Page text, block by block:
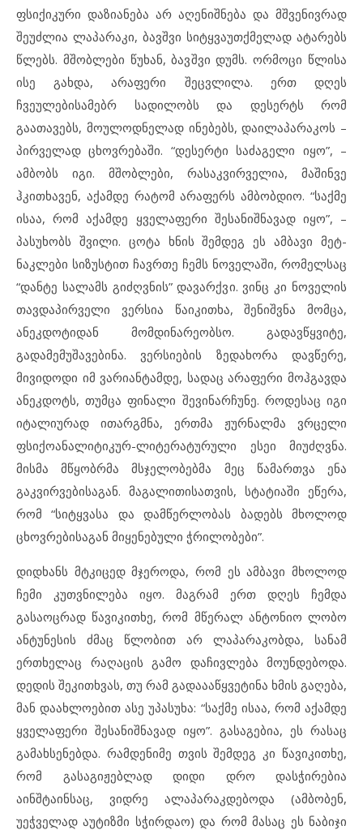
ფსიქიკური დაზიანება არ აღენიშნება და მშვენივრად
შეუძლია ლაპარაკი, ბავშვი სიტყვაუთქმელად ატარებს
წლებს. მშობლები წუხან, ბავშვი დუმს. ორმოცი წლისა
ისე გახდა, არაფერი შეცვლილა. ერთ დღეს
ჩვეულებისამებრ სადილობს და დესერტს რომ
გაათავებს, მოულოდნელად ინებებს, დაილაპარაკოს –
პირველად ცხოვრებაში. “დესერტი საძაგელი იყო”, –
ამბობს იგი. მშობლები, რასაკვირველია, მაშინვე
ჰკითხავენ, აქამდე რატომ არაფერს ამბობდიო. “საქმე
ისაა, რომ აქამდე ყველაფერი შესანიშნავად იყო”, –
პასუხობს შვილი. ცოტა ხნის შემდეგ ეს ამბავი მეტ-
ნაკლები სიზუსტით ჩავრთე ჩემს ნოველაში, რომელსაც
“დანტე სალამს გიძღვნის” დავარქვი. ვინც კი ნოველის
თავდაპირველი ვერსია წაიკითხა, შენიშვნა მომცა,
ანეკდოტიდან მომდინარეობსო. გადავწყვიტე,
გადამემუშავებინა. ვერსიების ზედახორა დავწერე,
მივიდოდი იმ ვარიანტამდე, სადაც არაფერი მოჰგავდა
ანეკდოტს, თუმცა ფინალი შევინარჩუნე. როდესაც იგი
იტალიურად ითარგმნა, ერთმა ჟურნალმა ვრცელი
ფსიქოანალიტიკურ-ლიტერატურული ესეი მიუძღვნა.
მისმა მწყობრმა მსჯელობებმა მეც წამართვა ენა
გაკვირვებისაგან. მაგალითისათვის, სტატიაში ეწერა,
რომ “სიტყვასა და დამწერლობას ბადებს მხოლოდ
ცხოვრებისაგან მიყენებული ჭრილობები”.
დიდხანს მტკიცედ მჯეროდა, რომ ეს ამბავი მხოლოდ
ჩემი კუთვნილება იყო. მაგრამ ერთ დღეს ჩემდა
გასაოცრად წავიკითხე, რომ მწერალ ანტონიო ლობო
ანტუნესის ძმაც წლობით არ ლაპარაკობდა, სანამ
ერთხელაც რაღაცის გამო დაჩივლება მოუნდებოდა.
დედის შეკითხვას, თუ რამ გადაააწყვეტინა ხმის გაღება,
მან დაახლოებით ასე უპასუხა: “საქმე ისაა, რომ აქამდე
ყველაფერი შესანიშნავად იყო”. გასაგებია, ეს რასაც
გამახსენებდა. რამდენიმე თვის შემდეგ კი წავიკითხე,
რომ გასაგიჟებლად დიდი დრო დასჭირებია
აინშტაინსაც, ვიდრე ალაპარაკდებოდა (ამბობენ,
უეჭველად აუტიზმი სჭირდაო) და რომ მასაც ეს ნაბიჯი